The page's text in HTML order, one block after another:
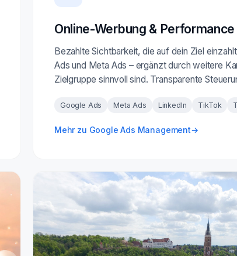
Online-Werbung & Performance
Bezahlte Sichtbarkeit, die auf dein Ziel
Ads und Meta Ads – ergänzt durch weitere
Zielgruppe sinnvoll sind. Transparente
Google Ads Meta Ads LinkedIn TikTok
Mehr zu Google Ads Management→